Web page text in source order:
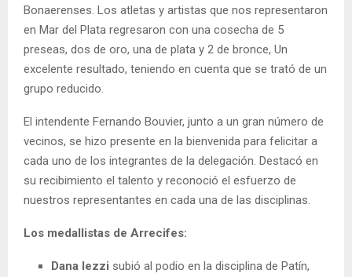
Bonaerenses. Los atletas y artistas que nos representaron
en Mar del Plata regresaron con una cosecha de 5
preseas, dos de oro, una de plata y 2 de bronce, Un
excelente resultado, teniendo en cuenta que se trató de un
grupo reducido.
El intendente Fernando Bouvier, junto a un gran número de
vecinos, se hizo presente en la bienvenida para felicitar a
cada uno de los integrantes de la delegación. Destacó en
su recibimiento el talento y reconoció el esfuerzo de
nuestros representantes en cada una de las disciplinas.
Los medallistas de Arrecifes:
Dana Iezzi subió al podio en la disciplina de Patín,